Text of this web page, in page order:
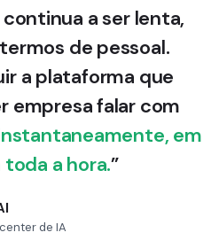
a ser lenta,
de pessoal.
a plataforma que
empresa falar com
em
a hora.”
de IA